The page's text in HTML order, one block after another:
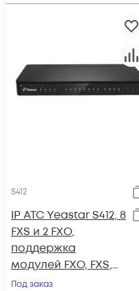
S412
IP АТС Yeastar S412, 8
FXS и 2 FXO,
поддержка
модулей FXO, FXS,
GSM, BRI, LTE
Под заказ